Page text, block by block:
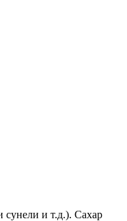
сунели и т.д.). Сахар